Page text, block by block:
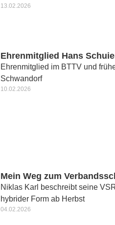
13.02.2026
Ehrenmitglied Hans
Ehrenmitglied im BTTV und
Schwandorf
10.02.2026
Mein Weg zum
Niklas Karl beschreibt seine
hybrider Form ab Herbst
04.02.2026